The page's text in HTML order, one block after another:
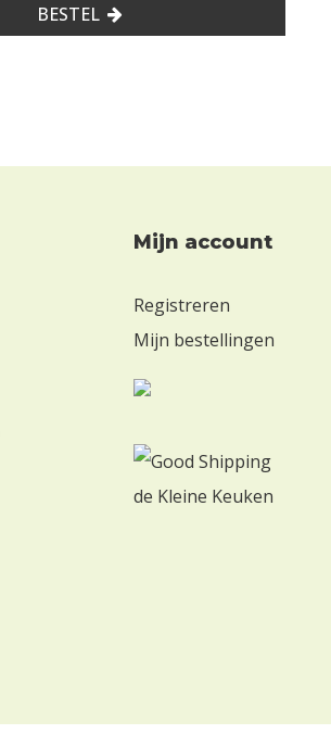
BESTEL
mijn account
Registreren
Mijn bestellingen